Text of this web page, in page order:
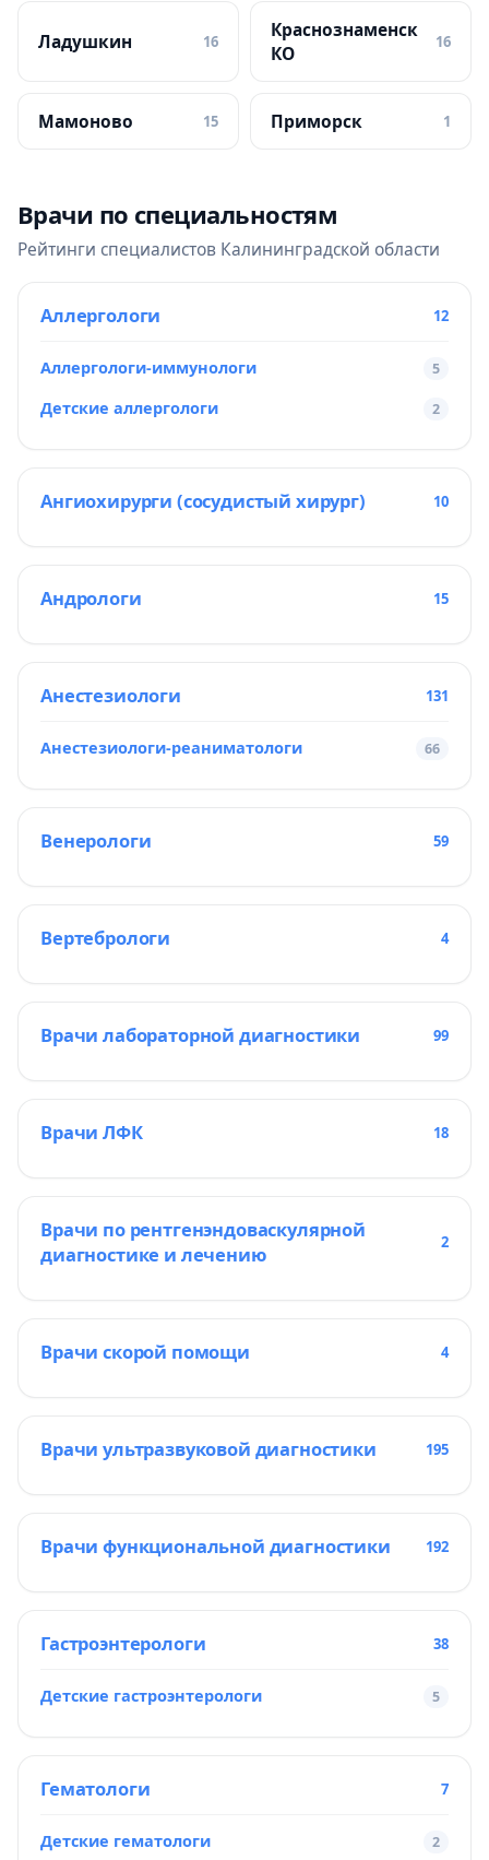
Ладушкин 16
Краснознаменск
КО
16
Мамоново 15 Приморск 1
Врачи по специальностям
Рейтинги специалистов Калининградской области
Аллергологи 12
Аллергологи-иммунологи 5
Детские аллергологи 2
Ангиохирурги (сосудистый хирург) 10
Андрологи 15
Анестезиологи 131
Анестезиологи-реаниматологи 66
Венерологи 59
Вертебрологи 4
Врачи лабораторной диагностики 99
Врачи ЛФК 18
Врачи по рентгенэндоваскулярной
диагностике и лечению
2
Врачи скорой помощи 4
Врачи ультразвуковой диагностики 195
Врачи функциональной диагностики 192
Гастроэнтерологи 38
Детские гастроэнтерологи 5
Гематологи 7
Детские гематологи 2